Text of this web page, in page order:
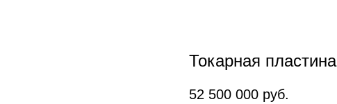
Токарная пластина
52 500 000 руб.